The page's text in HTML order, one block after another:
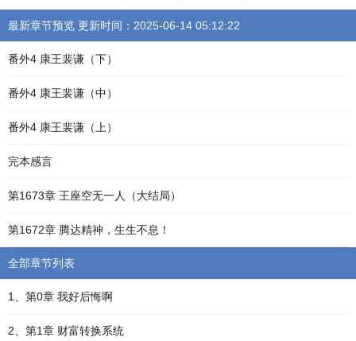
最新章节预览 更新时间：2025-06-14 05:12:22
番外4 康王裴谦（下）
番外4 康王裴谦（中）
番外4 康王裴谦（上）
完本感言
第1673章 王座空无一人（大结局）
第1672章 腾达精神，生生不息！
全部章节列表
1、第0章 我好后悔啊
2、第1章 财富转换系统